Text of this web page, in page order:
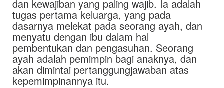
dan kewajiban yang paling wajib. Ia adalah
tugas pertama keluarga, yang pada
dasarnya melekat pada seorang ayah, dan
menyatu dengan ibu dalam hal
pembentukan dan pengasuhan. Seorang
ayah adalah pemimpin bagi anaknya, dan
akan dimintai pertanggungjawaban atas
kepemimpinannya itu.